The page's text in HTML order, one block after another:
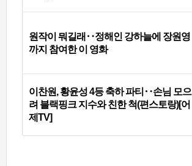
원작이 뭐길래‥정해인 강하늘에 장원영
까지 참여한 이 영화
이찬원, 황윤성 4등 축하 파티‥손님 모으
려 블랙핑크 지수와 친한 척(편스토랑)[어
제TV]